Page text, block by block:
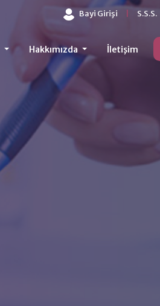
Bayi Girişi S.S.S.
Hakkımızda İletişim